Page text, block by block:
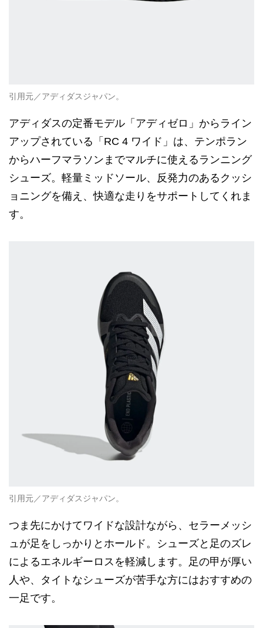
引用元／アディダスジャパン。
アディダスの定番モデル「アディゼロ」からライン
アップされている「RC 4 ワイド」は、テンポラン
からハーフマラソンまでマルチに使えるランニング
シューズ。軽量ミッドソール、反発力のあるクッシ
ョニングを備え、快適な走りをサポートしてくれま
す。
引用元／アディダスジャパン。
つま先にかけてワイドな設計ながら、セラーメッシ
ュが足をしっかりとホールド。シューズと足のズレ
によるエネルギーロスを軽減します。足の甲が厚い
人や、タイトなシューズが苦手な方にはおすすめの
一足です。